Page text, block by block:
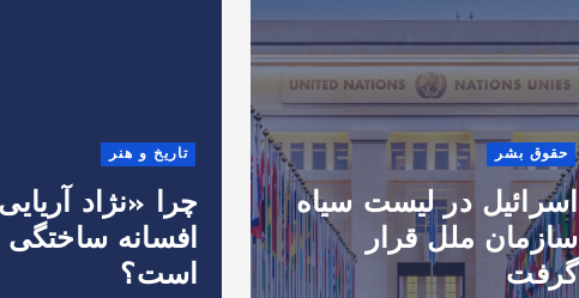
حقوق بشر
اسرائیل در لیست سیاه
سازمان ملل قرار
گرفت
تاریخ و هنر
چرا «نژاد
افسانه
است؟